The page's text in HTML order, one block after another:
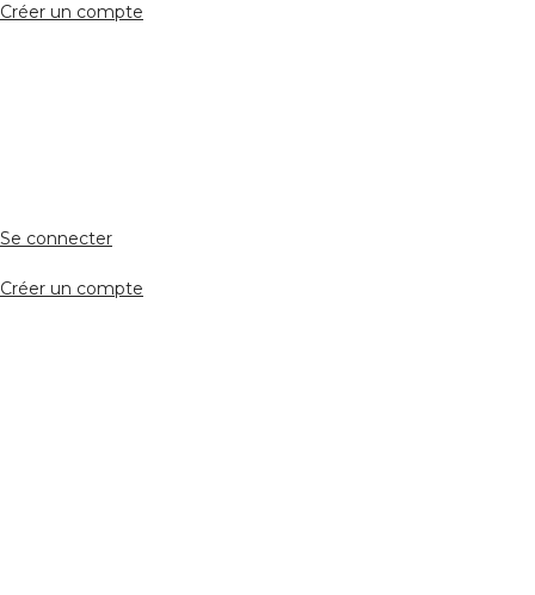
Créer un compte
Se connecter
Créer un compte